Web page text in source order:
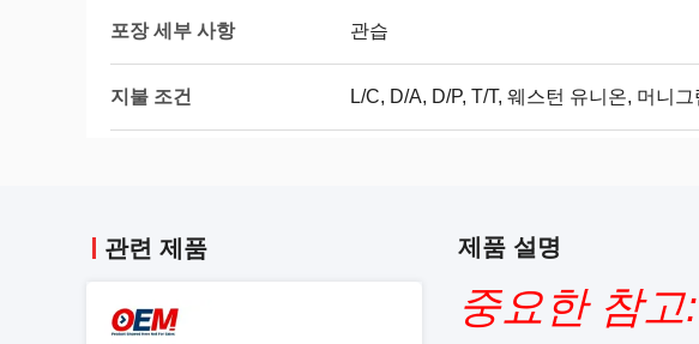
포장 세부 사항 관습
지불 조건 L/C, D/A, D/P, T/T, 웨스턴 유니온, 머니그
관련 제품 제품 설명
중요한 참고: